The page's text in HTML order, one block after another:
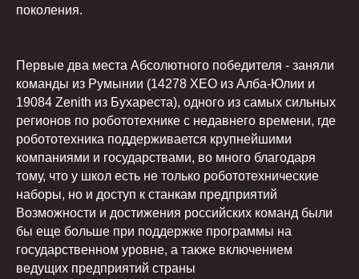
поколения.
Первые два места Абсолютного победителя - заняли
команды из Румынии (14278 XEO из Алба-Юлии и
19084 Zenith из Бухареста), одного из самых сильных
регионов по робототехнике с недавнего времени, где
робототехника поддерживается крупнейшими
компаниями и государствами, во много благодаря
тому, что у школ есть не только робототехнические
наборы, но и доступ к станкам предприятий
Возможности и достижения российских команд были
бы еще больше при поддержке программы на
государственном уровне, а также включением
ведущих предприятий страны